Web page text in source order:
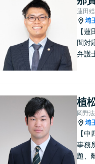
蓮田
埼
【
間対
弁護
植
岡野
埼
【
事務
題、